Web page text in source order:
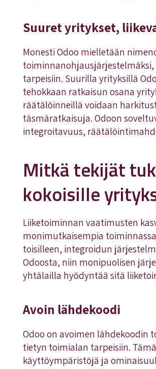
Suuret yritykset,
Monesti Odoo mielletään
tarpeisiin. Suurilla yrityksillä
tehokkaan ratkaisun osana
räätälöinneillä voidaan
täsmäratkaisuja. Odoon
integroitavuus,
Mitkä tekijät
kokoisille
Liiketoiminnan vaatimusten
monimutkaisempia
toisilleen, integroidun
Odoosta, niin monipuolisen
yhtälailla hyödyntää sitä
Avoin lähdekoodi
Odoo on avoimen lähdekoodin
tietyn toimialan tarpeisiin.
käyttöympäristöjä ja